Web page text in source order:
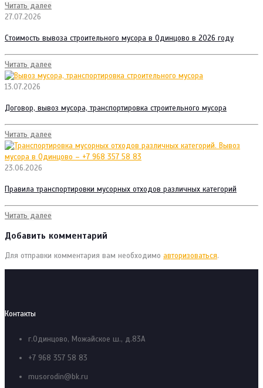
Читать далее
27.07.2026
Стоимость вывоза строительного мусора в Одинцово в 2026 году
Читать далее
13.07.2026
Договор, вывоз мусора, транспортировка строительного мусора
Читать далее
23.06.2026
Правила транспортировки мусорных отходов различных категорий
Читать далее
Добавить комментарий
Для отправки комментария вам необходимо авторизоваться.
Контакты
г.Одинцово, Можайское ш., д.83А
+7 968 357 58 83
musorodin@bk.ru